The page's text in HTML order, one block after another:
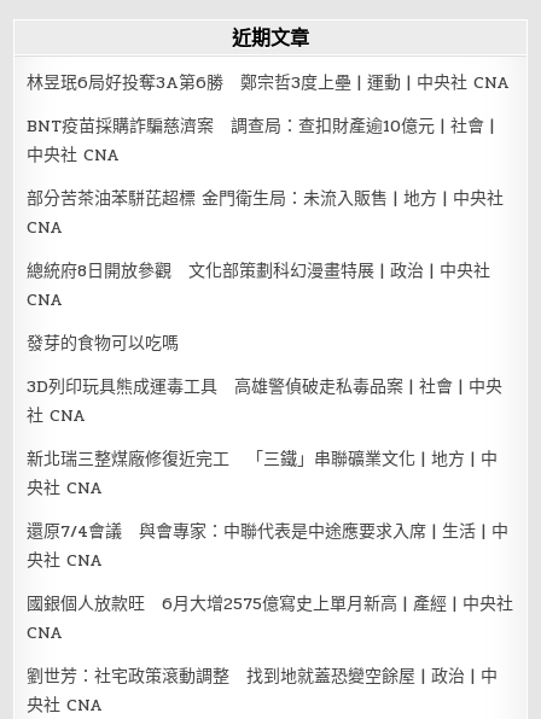
近期文章
林昱珉6局好投奪3A第6勝 鄭宗哲3度上壘 | 運動 | 中央社 CNA
BNT疫苗採購詐騙慈濟案 調查局：查扣財產逾10億元 | 社會 |
中央社 CNA
部分苦茶油苯駢芘超標 金門衛生局：未流入販售 | 地方 | 中央社
CNA
總統府8日開放參觀 文化部策劃科幻漫畫特展 | 政治 | 中央社
CNA
發芽的食物可以吃嗎
3D列印玩具熊成運毒工具 高雄警偵破走私毒品案 | 社會 | 中央
社 CNA
新北瑞三整煤廠修復近完工 「三鐵」串聯礦業文化 | 地方 | 中
央社 CNA
還原7/4會議 與會專家：中聯代表是中途應要求入席 | 生活 | 中
央社 CNA
國銀個人放款旺 6月大增2575億寫史上單月新高 | 產經 | 中央社
CNA
劉世芳：社宅政策滾動調整 找到地就蓋恐變空餘屋 | 政治 | 中
央社 CNA